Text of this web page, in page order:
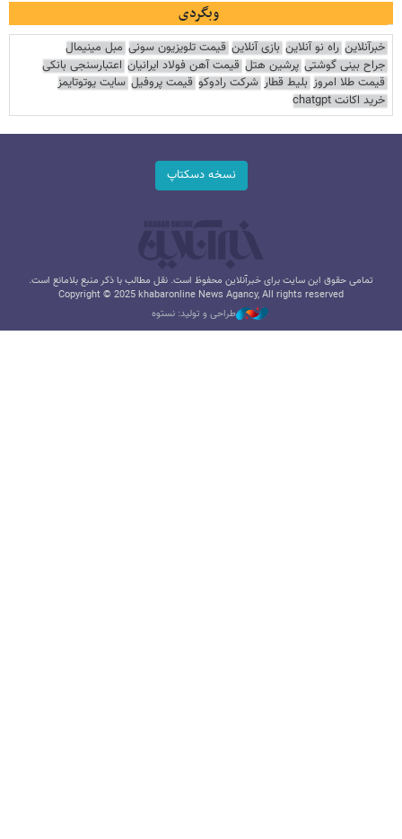
وبگردی
خبرآنلاین راه نو آنلاین بازی آنلاین قیمت تلویزیون سونی مبل مینیمال
جراح بینی گوشتی پرشین هتل قیمت آهن فولاد ایرانیان اعتبارسنجی بانکی
قیمت طلا امروز بلیط قطار شرکت رادوکو قیمت پروفیل سایت یوتوتایمز
خرید اکانت chatgpt
نسخه دسکتاپ
تمامی حقوق این سایت برای خبرآنلاین محفوظ است. نقل مطالب با ذکر منبع بلامانع است.
Copyright © 2025 khabaronline News Agancy, All rights reserved
طراحی و تولید: نستوه